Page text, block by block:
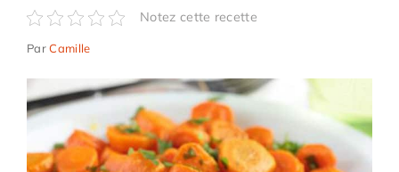
Notez cette recette
ParCamille